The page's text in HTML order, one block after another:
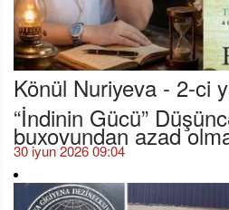
Könül Nuriyeva - 2-ci
“İndinin Gücü”
buxovundan azad
30 iyun 2026 09:04